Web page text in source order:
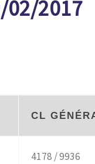
02/2017
CL
4178 / 9936